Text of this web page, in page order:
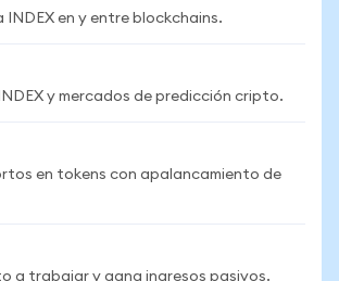
INDEX en y entre blockchains.
y mercados de predicción cripto.
en tokens con apalancamiento de
a trabajar y gana ingresos pasivos.